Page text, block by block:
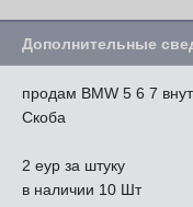
Дополнительные
продам BMW 5 6 7
Скоба
2 еур за штуку
в наличии 10 Шт